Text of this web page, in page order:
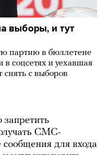
выборы, и тут
партию в бюллетене
соцсетях и уехавшая
с выборов
СМС-
для входа